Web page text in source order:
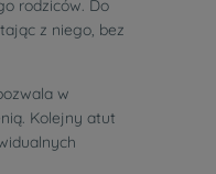
rodziców. Do
z niego, bez
w
Kolejny atut